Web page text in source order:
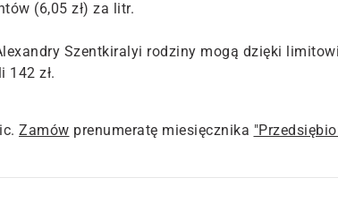
(6,05 zł) za litr.
Szentkiralyi rodziny mogą dzięki
142 zł.
Zamów prenumeratę miesięcznika